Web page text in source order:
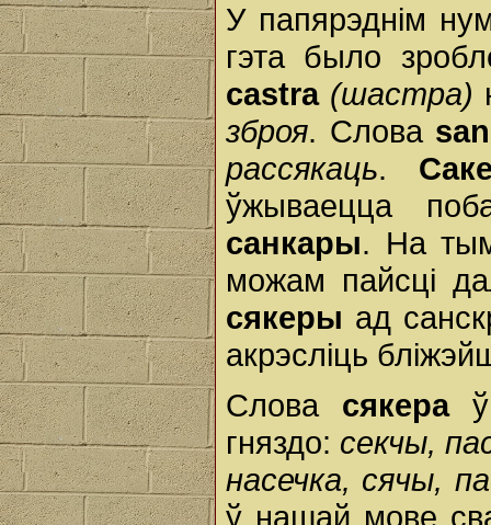
У папярэднім
гэта было
сastrа (шастра)
зброя. Слова
рассякаць.
ўжываецца
санкары. На
можам пайсці
сякеры ад
акрэсліць
Слова сякераў
гняздо: секчы,
насечка, сячы,
ў нашай мове